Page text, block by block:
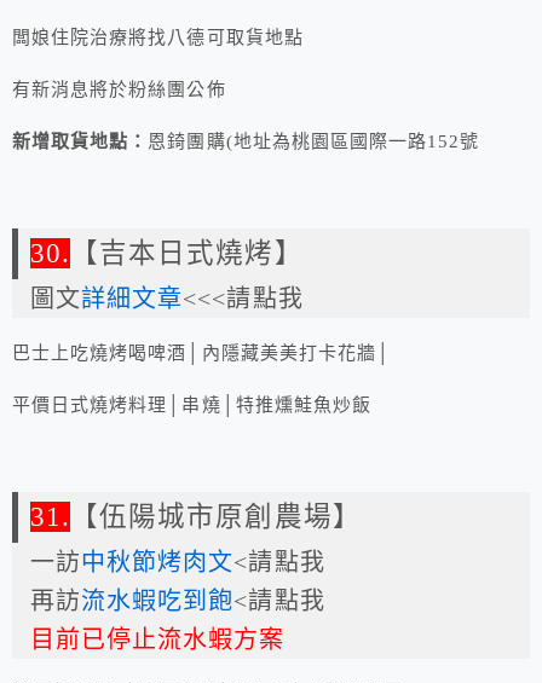
闆娘住院治療將找八德可取貨地點
有新消息將於粉絲團公佈
新增取貨地點： 恩錡團購(地址為桃園區 國際一路152號
30. 【吉本日式燒烤】
圖文詳細文章<<<請點我
巴士上吃燒烤喝啤酒│內隱藏美美打卡花牆│
平價日式燒烤料理│串燒│特推燻鮭魚炒飯
31. 【伍陽城市原創農場】
一訪中秋節烤肉文<請點我
再訪流水蝦吃到飽<請點我
目前已停止流水蝦方案